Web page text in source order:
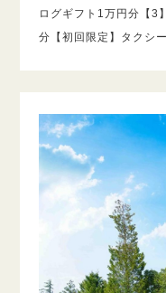
ログギフト1万円分【3
分【初回限定】タクシ